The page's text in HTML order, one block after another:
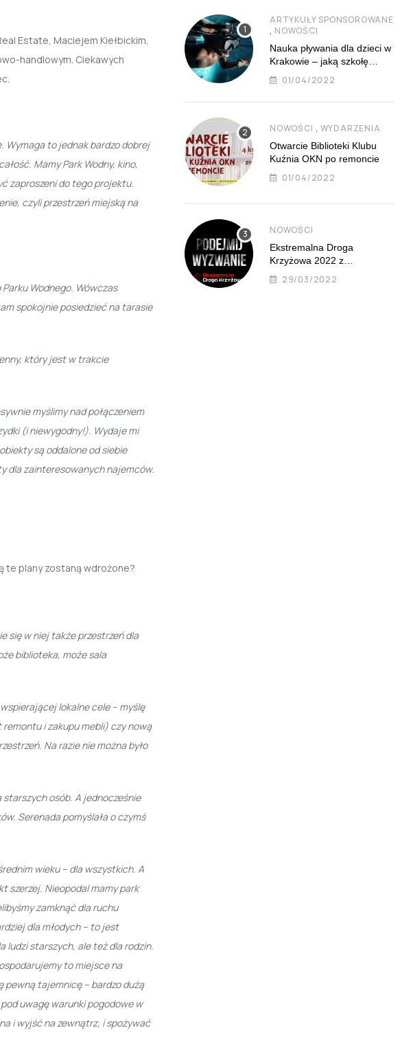
Estate, Maciejem Kiełbickim,
handlowym. Ciekawych
Wymaga to jednak bardzo dobrej
Mamy Park Wodny, kino,
zaproszeni do tego projektu.
czyli przestrzeń miejską na
Wodnego. Wówczas
spokojnie posiedzieć na tarasie
który jest w trakcie
myślimy nad połączeniem
(i niewygodny!). Wydaje mi
są oddalone od siebie
dla zainteresowanych najemców.
te plany zostaną wdrożone?
się w niej także przestrzeń dla
biblioteka, może sala
lokalne cele – myślę
i zakupu mebli) czy nową
Na razie nie można było
osób. A jednocześnie
Serenada pomyślała o czymś
wieku – dla wszystkich. A
szerzej. Nieopodal mamy park
zamknąć dla ruchu
dla młodych – to jest
ludzi starszych, ale też dla rodzin.
to miejsce na
pewną tajemnicę – bardzo dużą
uwagę warunki pogodowe w
i wyjść na zewnątrz, i spożywać
ARTYKUŁY SPONSOROWANE
, NOWOŚCI
Nauka pływania dla dzieci w
Krakowie – jaką szkołę
najlepiej wybrać?
01/04/2022
NOWOŚCI , WYDARZENIA
Otwarcie Biblioteki Klubu
Kuźnia OKN po remoncie
01/04/2022
NOWOŚCI
Ekstremalna Droga
Krzyżowa 2022 z
Mistrzejowic już 8 kwietnia
29/03/2022